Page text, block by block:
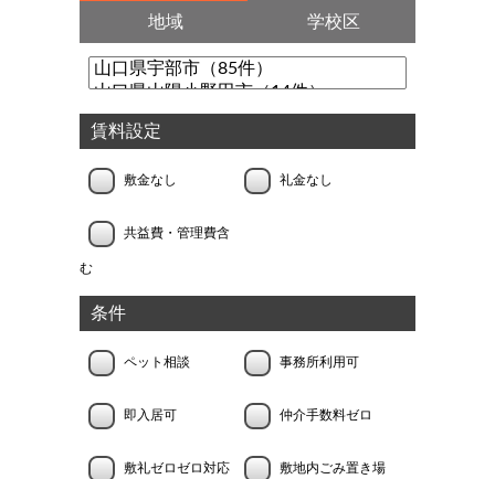
地域 学校区
賃料設定
敷金なし 礼金なし
共益費・管理費含
む
条件
ペット相談 事務所利用可
即入居可 仲介手数料ゼロ
敷礼ゼロゼロ対応 敷地内ごみ置き場